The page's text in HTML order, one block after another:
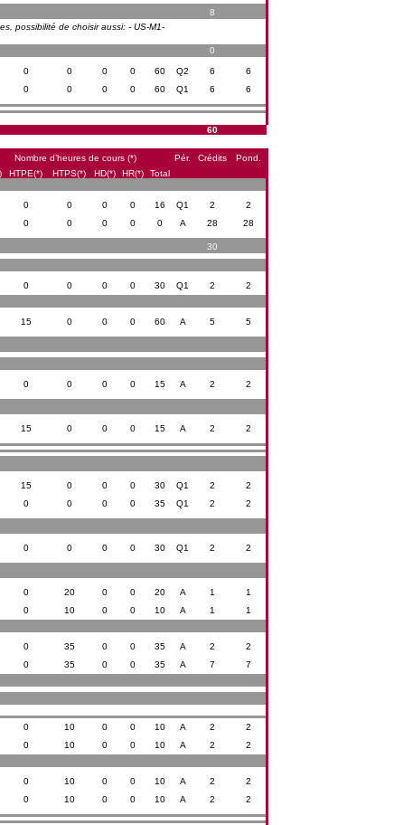
8
possibilité de choisir aussi: - US-M1-
0
0 0 0 0 60 Q2 6 6
0 0 0 0 60 Q1 6 6
60
Nombre d’heures de cours (*) Pér. Crédits
Pond.
HTPE(*) HTPS(*) HD(*) HR(*) Total
0 0 0 0 16 Q1 2 2
0 0 0 0 0 A 28 28
30
0 0 0 0 30 Q1 2 2
15 0 0 0 60 A 5 5
0 0 0 0 15 A 2 2
15 0 0 0 15 A 2 2
15 0 0 0 30 Q1 2 2
0 0 0 0 35 Q1 2 2
0 0 0 0 30 Q1 2 2
0 20 0 0 20 A 1 1
0 10 0 0 10 A 1 1
0 35 0 0 35 A 2 2
0 35 0 0 35 A 7 7
0 10 0 0 10 A 2 2
0 10 0 0 10 A 2 2
0 10 0 0 10 A 2 2
0 10 0 0 10 A 2 2